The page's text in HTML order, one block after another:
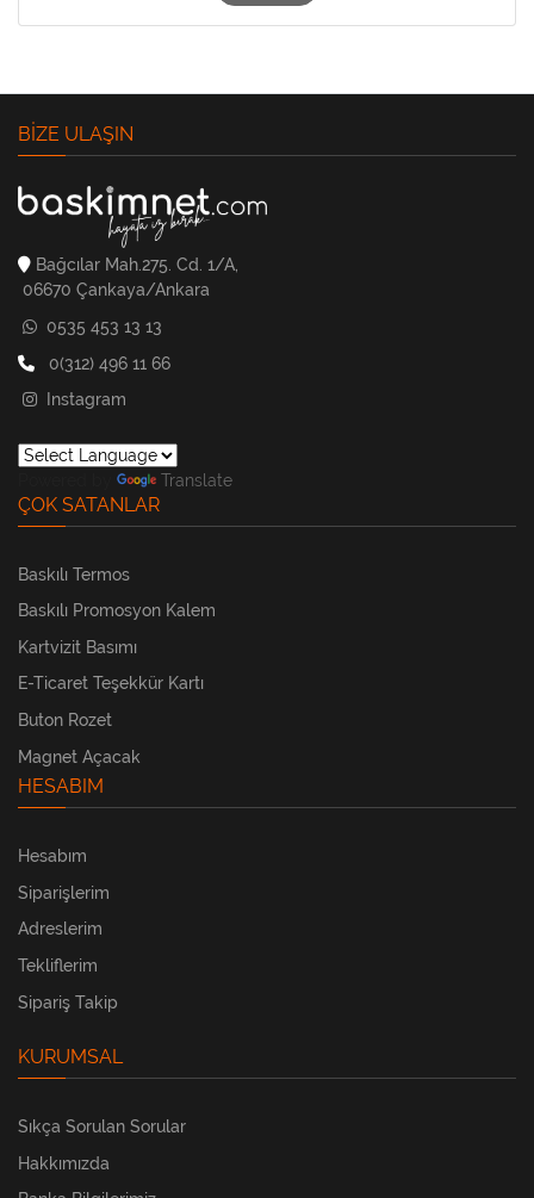
BIZE ULAŞIN
Bağcılar Mah.275. Cd. 1/A,
06670 Çankaya/Ankara
0535 453 13 13
0(312) 496 11 66
Instagram
Translate
ÇOK SATANLAR
Baskılı Termos
Baskılı Promosyon Kalem
Kartvizit Basımı
E-Ticaret Teşekkür Kartı
Buton Rozet
Magnet Açacak
HESABIM
Hesabım
Siparişlerim
Adreslerim
Tekliflerim
Sipariş Takip
KURUMSAL
Sıkça Sorulan Sorular
Hakkımızda